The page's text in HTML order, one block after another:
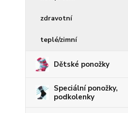
zdravotní
teplé/zimní
Dětské ponožky
Speciální ponožky,
podkolenky